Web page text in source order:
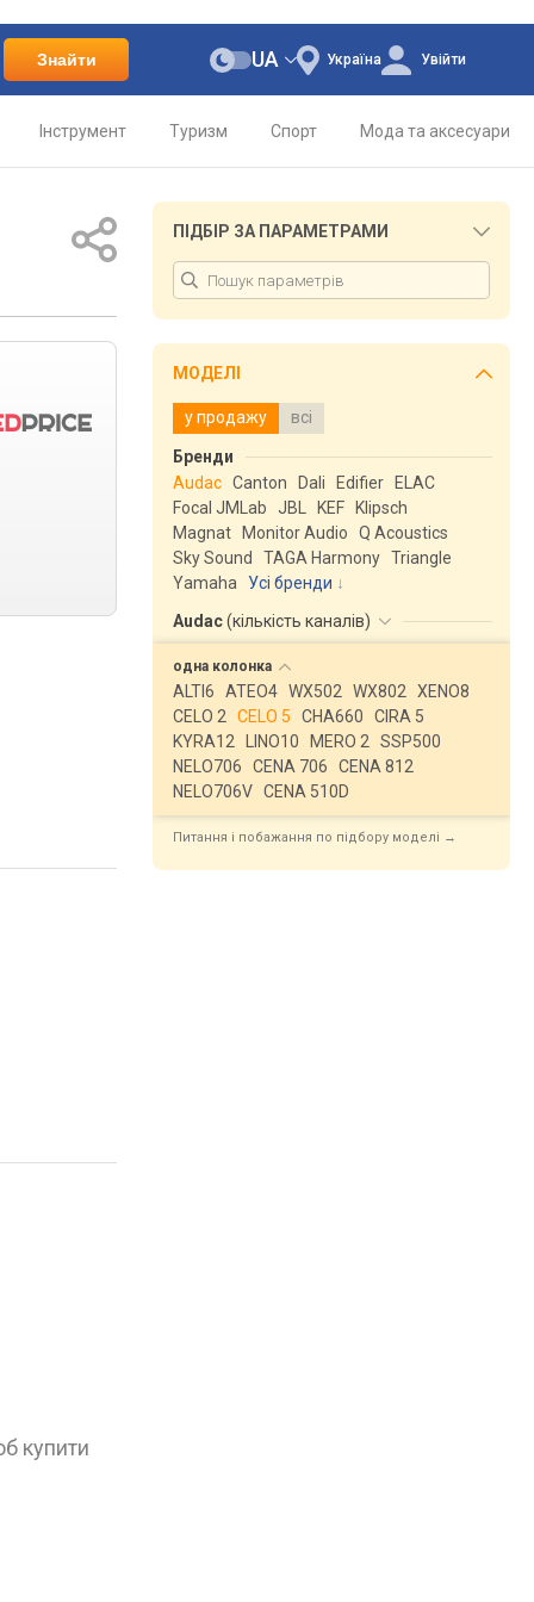
Знайти Україна
UA Увійти
Інструмент Туризм Спорт Мода та аксесуари
купити
ПІДБІР ЗА ПАРАМЕТРАМИ
МОДЕЛІ
у продажу всі
Бренди
Audac Canton Dali Edifier
ELAC
Focal JMLab
JBL KEF
Klipsch
Magnat
Monitor Audio
Q Acoustics
Sky Sound
TAGA Harmony Triangle
Yamaha
Усі бренди
Audac(кількість каналів)
одна колонка
ALTI6 ATEO4 WX502 WX802
XENO8
CELO 2
CELO 5 CHA660
CIRA 5
KYRA12
LINO10 MERO 2
SSP500
NELO706
CENA 706
CENA 812
NELO706V CENA 510D
Питання і побажання по підбору моделі →